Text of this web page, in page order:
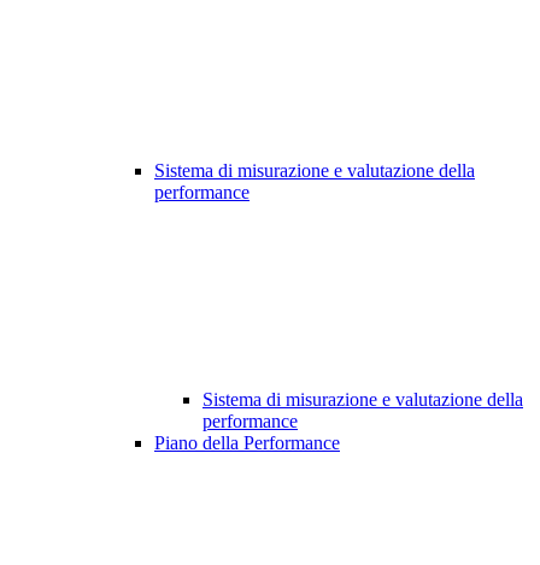
Sistema di misurazione e valutazione della
performance
Sistema di misurazione e valutazione della
performance
Piano della Performance